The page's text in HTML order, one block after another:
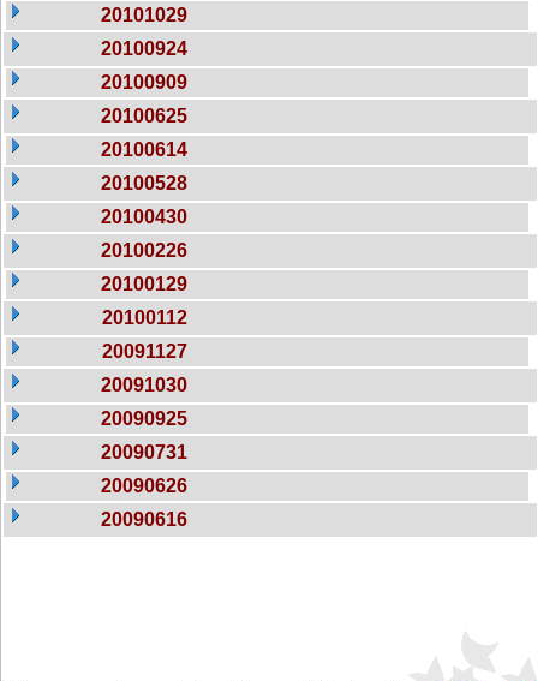
20101029
20100924
20100909
20100625
20100614
20100528
20100430
20100226
20100129
20100112
20091127
20091030
20090925
20090731
20090626
20090616